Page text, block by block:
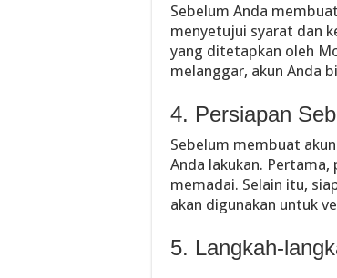
Sebelum Anda
menyetujui syarat dan
yang ditetapkan oleh
melanggar, akun Anda
4. Persiapan
Sebelum membuat
Anda lakukan.
memadai. Selain itu,
akan digunakan untuk
5. Langkah-